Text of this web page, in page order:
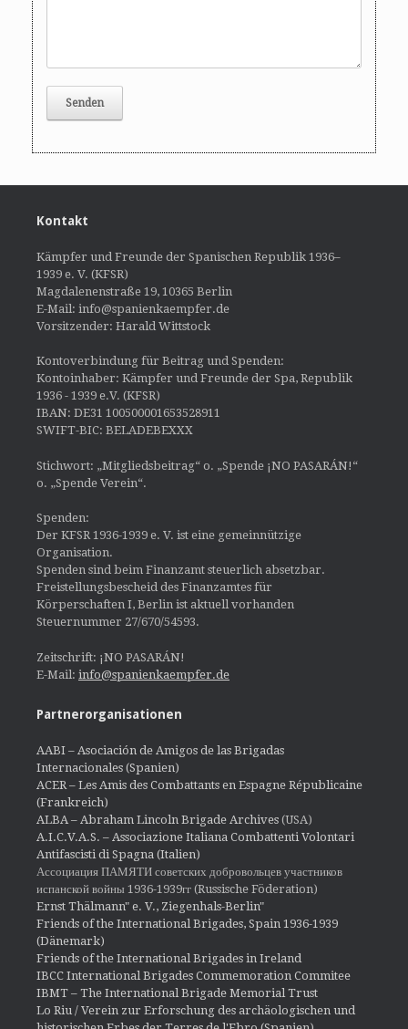
Kontakt
Kämpfer und Freunde der Spanischen Republik 1936–
1939 e. V. (KFSR)
Magdalenenstraße 19, 10365 Berlin
E-Mail: info@spanienkaempfer.de
Vorsitzender: Harald Wittstock
Kontoverbindung für Beitrag und Spenden:
Kontoinhaber: Kämpfer und Freunde der Spa, Republik
1936 - 1939 e.V. (KFSR)
IBAN: DE31 100500001653528911
SWIFT-BIC: BELADEBEXXX
Stichwort: „Mitgliedsbeitrag“ o. „Spende ¡NO PASARÁN!“
o. „Spende Verein“.
Spenden:
Der KFSR 1936-1939 e. V. ist eine gemeinnützige
Organisation.
Spenden sind beim Finanzamt steuerlich absetzbar.
Freistellungsbescheid des Finanzamtes für
Körperschaften I, Berlin ist aktuell vorhanden
Steuernummer 27/670/54593.
Zeitschrift: ¡NO PASARÁN!
E-Mail: info@spanienkaempfer.de
Partnerorganisationen
AABI – Asociación de Amigos de las Brigadas
Internacionales (Spanien)
ACER – Les Amis des Combattants en Espagne Républicaine
(Frankreich)
ALBA – Abraham Lincoln Brigade Archives (USA)
A.I.C.V.A.S. – Associazione Italiana Combattenti Volontari
Antifascisti di Spagna (Italien)
Ассоциация ПАМЯТИ советских добровольцев участников
испанской войны 1936-1939гг (Russische Föderation)
Ernst Thälmann" e. V., Ziegenhals-Berlin"
Friends of the International Brigades, Spain 1936-1939
(Dänemark)
Friends of the International Brigades in Ireland
IBCC International Brigades Commemoration Commitee
IBMT – The International Brigade Memorial Trust
Lo Riu / Verein zur Erforschung des archäologischen und